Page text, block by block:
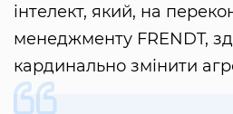
інтелект, який, на
менеджменту FRENDT,
кардинально змінити